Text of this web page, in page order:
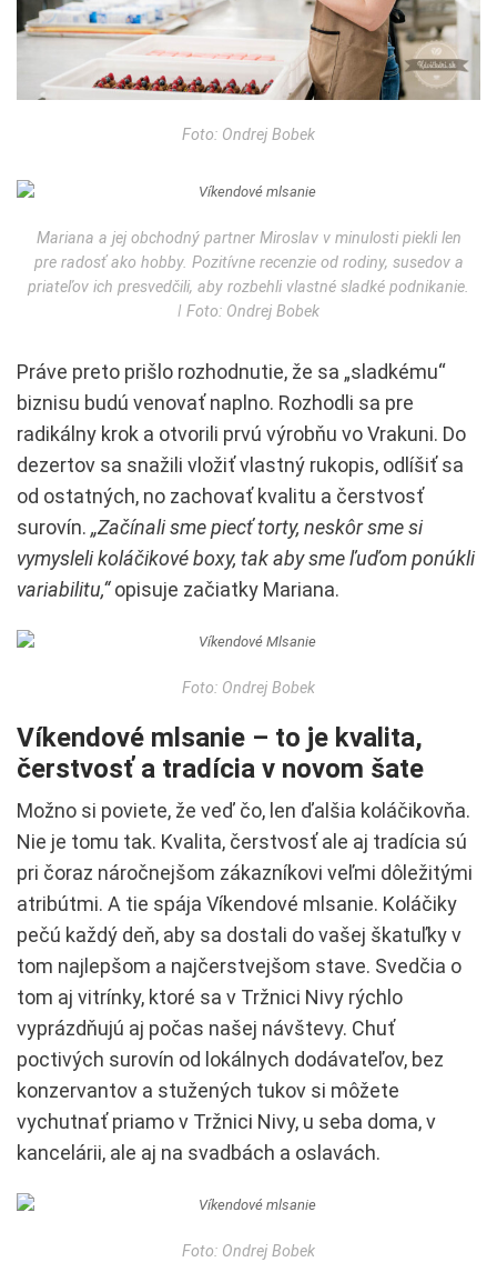
Foto: Ondrej Bobek
Mariana a jej obchodný partner Miroslav v minulosti piekli len
pre radosť ako hobby. Pozitívne recenzie od rodiny, susedov a
priateľov ich presvedčili, aby rozbehli vlastné sladké podnikanie.
ǀ Foto: Ondrej Bobek
Práve preto prišlo rozhodnutie, že sa „sladkému“
biznisu budú venovať naplno. Rozhodli sa pre
radikálny krok a otvorili prvú výrobňu vo Vrakuni. Do
dezertov sa snažili vložiť vlastný rukopis, odlíšiť sa
od ostatných, no zachovať kvalitu a čerstvosť
surovín. „Začínali sme piecť torty, neskôr sme si
vymysleli koláčikové boxy, tak aby sme ľuďom ponúkli
variabilitu,“opisuje začiatky Mariana.
Foto: Ondrej Bobek
Víkendové mlsanie – to je kvalita,
čerstvosť a tradícia v novom šate
Možno si poviete, že veď čo, len ďalšia koláčikovňa.
Nie je tomu tak. Kvalita, čerstvosť ale aj tradícia sú
pri čoraz náročnejšom zákazníkovi veľmi dôležitými
atribútmi. A tie spája Víkendové mlsanie. Koláčiky
pečú každý deň, aby sa dostali do vašej škatuľky v
tom najlepšom a najčerstvejšom stave. Svedčia o
tom aj vitrínky, ktoré sa v Tržnici Nivy rýchlo
vyprázdňujú aj počas našej návštevy. Chuť
poctivých surovín od lokálnych dodávateľov, bez
konzervantov a stužených tukov si môžete
vychutnať priamo v Tržnici Nivy, u seba doma, v
kancelárii, ale aj na svadbách a oslavách.
Foto: Ondrej Bobek